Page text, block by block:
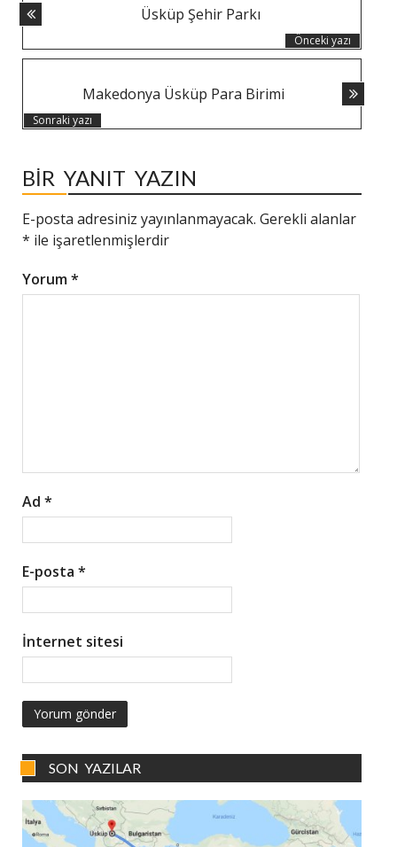
NAVIGASYONU
Önceki yazı
Üsküp Şehir Parkı
Sonraki yazı
Makedonya Üsküp Para Birimi
BIR YANIT YAZIN
E-posta adresiniz yayınlanmayacak. Gerekli alanlar
* ile işaretlenmişlerdir
Yorum*
Ad *
E-posta *
İnternet sitesi
SON YAZILAR